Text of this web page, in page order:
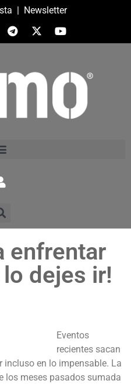
| Newsletter
enfrentar
dejes ir!
Eventos
recientes sacan
incluso en lo impensable. La
los meses pasados sumada